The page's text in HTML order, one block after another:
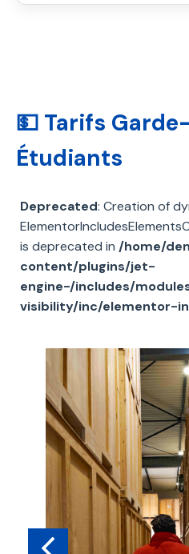
💵 Tarifs
Étudiants
Deprecated: Creation of
is deprecated in /home/
content/plugins/jet-
engine-/includes/
visibility/inc/elementor-